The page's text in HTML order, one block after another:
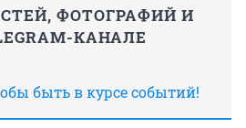
ФОТОГРАФИЙ И
КАНАЛЕ
быть в курсе событий!